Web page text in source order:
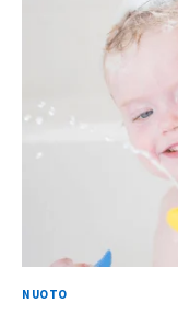
NUOTO